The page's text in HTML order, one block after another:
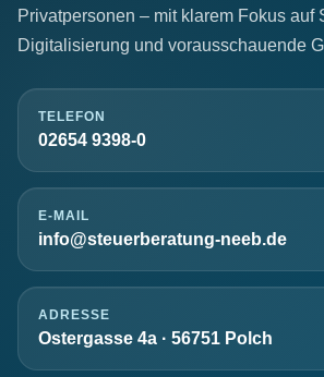
Privatpersonen – mit klarem Fokus auf
Digitalisierung und vorausschauende
TELEFON
02654 9398-0
E-MAIL
info@steuerberatung-neeb.de
ADRESSE
Ostergasse 4a · 56751 Polch